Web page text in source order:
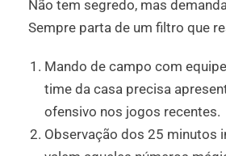
Não tem segredo, mas
Sempre parta de um filtro que
Mando de campo com
time da casa precisa
ofensivo nos jogos recentes.
Observação dos 25 minutos